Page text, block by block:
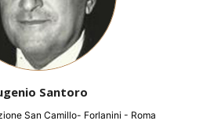
Santoro
San Camillo- Forlanini - Roma